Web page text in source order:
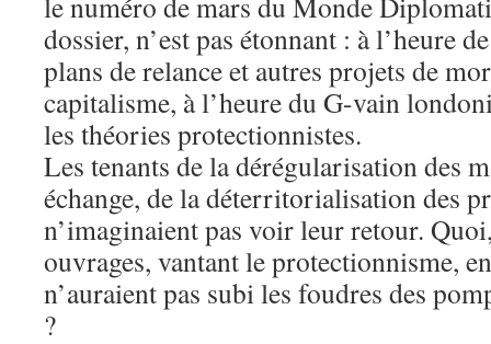
dossier, n’est pas étonnant : à l’heure
plans de relance et autres projets de
capitalisme, à l’heure du G-vain
les théories protectionnistes.
Les tenants de la dérégularisation des
échange, de la déterritorialisation des
n’imaginaient pas voir leur retour.
ouvrages, vantant le protectionnisme,
n’auraient pas subi les foudres des
?